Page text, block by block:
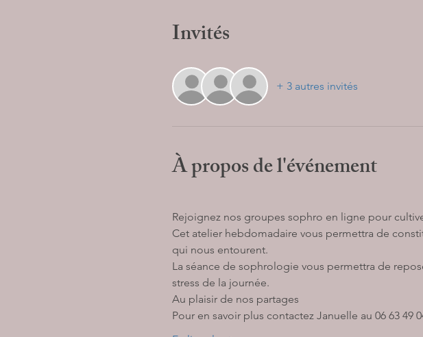
Invités
+ 3 autres invités
À propos de l'événement
Rejoignez nos groupes sophro en ligne pour
Cet atelier hebdomadaire vous permettra de
qui nous entourent.
La séance de sophrologie vous permettra de
stress de la journée.
Au plaisir de nos partages
Pour en savoir plus contactez Januelle au 06 63 49